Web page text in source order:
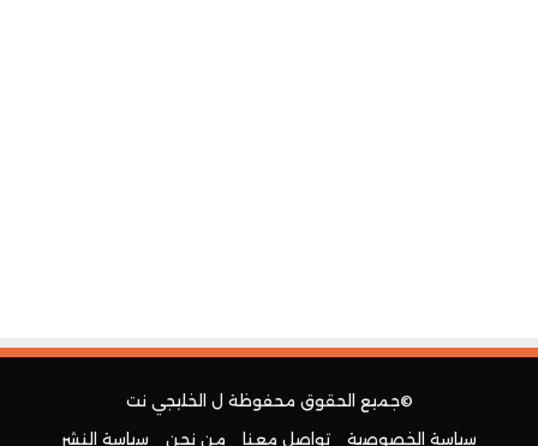
©جميع الحقوق محفوظة ل الخليجي نت
سياسة الخصوصية
تواصل معنا من نحن سياسة النشر